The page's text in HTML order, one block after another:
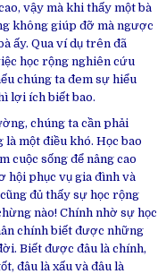
vậy mà khi thấy một bà
không giúp đỡ mà ngược
ấy. Qua ví dụ trên đã
học rộng nghiên cứu
chúng ta đem sự hiểu
lợi ích biết bao.
chúng ta cần phải
một điều khó. Học bao
cuộc sống để nâng cao
hội phục vụ gia đình và
đủ thấy sự học rộng
nào! Chính nhờ sự học
chính biết được những
Biết được đâu là chính,
đâu là xấu và đâu là